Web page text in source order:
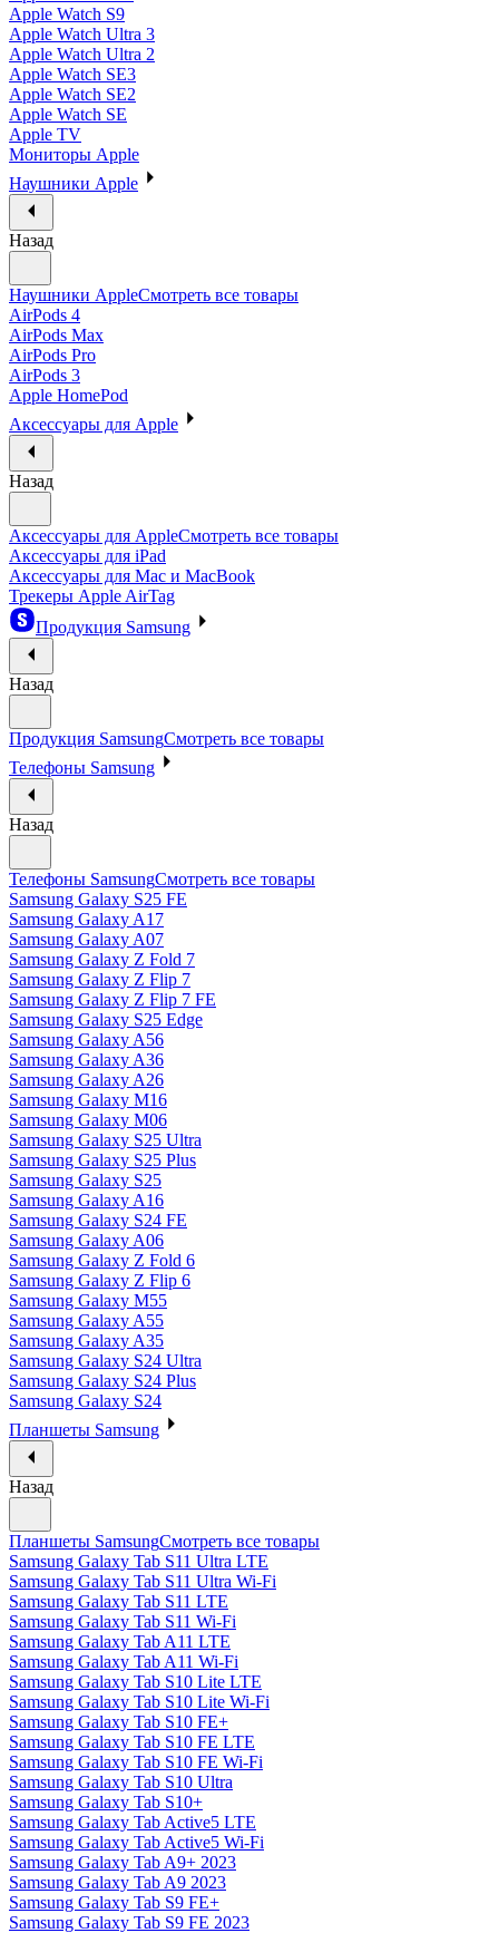
Apple Watch S9
Apple Watch Ultra 3
Apple Watch Ultra 2
Apple Watch SE3
Apple Watch SE2
Apple Watch SE
Apple TV
Мониторы Apple
Наушники Apple
Назад
Наушники AppleСмотреть все товары
AirPods 4
AirPods Max
AirPods Pro
AirPods 3
Apple HomePod
Аксессуары для Apple
Назад
Аксессуары для AppleСмотреть все товары
Аксессуары для iPad
Аксессуары для Mac и MacBook
Трекеры Apple AirTag
Продукция Samsung
Назад
Продукция SamsungСмотреть все товары
Телефоны Samsung
Назад
Телефоны SamsungСмотреть все товары
Samsung Galaxy S25 FE
Samsung Galaxy A17
Samsung Galaxy A07
Samsung Galaxy Z Fold 7
Samsung Galaxy Z Flip 7
Samsung Galaxy Z Flip 7 FE
Samsung Galaxy S25 Edge
Samsung Galaxy A56
Samsung Galaxy A36
Samsung Galaxy A26
Samsung Galaxy M16
Samsung Galaxy M06
Samsung Galaxy S25 Ultra
Samsung Galaxy S25 Plus
Samsung Galaxy S25
Samsung Galaxy A16
Samsung Galaxy S24 FE
Samsung Galaxy A06
Samsung Galaxy Z Fold 6
Samsung Galaxy Z Flip 6
Samsung Galaxy M55
Samsung Galaxy A55
Samsung Galaxy A35
Samsung Galaxy S24 Ultra
Samsung Galaxy S24 Plus
Samsung Galaxy S24
Планшеты Samsung
Назад
Планшеты SamsungСмотреть все товары
Samsung Galaxy Tab S11 Ultra LTE
Samsung Galaxy Tab S11 Ultra Wi-Fi
Samsung Galaxy Tab S11 LTE
Samsung Galaxy Tab S11 Wi-Fi
Samsung Galaxy Tab A11 LTE
Samsung Galaxy Tab A11 Wi-Fi
Samsung Galaxy Tab S10 Lite LTE
Samsung Galaxy Tab S10 Lite Wi-Fi
Samsung Galaxy Tab S10 FE+
Samsung Galaxy Tab S10 FE LTE
Samsung Galaxy Tab S10 FE Wi-Fi
Samsung Galaxy Tab S10 Ultra
Samsung Galaxy Tab S10+
Samsung Galaxy Tab Active5 LTE
Samsung Galaxy Tab Active5 Wi-Fi
Samsung Galaxy Tab A9+ 2023
Samsung Galaxy Tab A9 2023
Samsung Galaxy Tab S9 FE+
Samsung Galaxy Tab S9 FE 2023